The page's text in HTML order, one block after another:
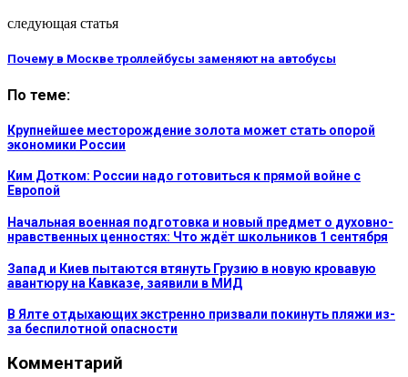
следующая статья
Почему в Москве троллейбусы заменяют на автобусы
По теме:
Крупнейшее месторождение золота может стать опорой
экономики России
Ким Дотком: России надо готовиться к прямой войне с
Европой
Начальная военная подготовка и новый предмет о духовно-
нравственных ценностях: Что ждёт школьников 1 сентября
Запад и Киев пытаются втянуть Грузию в новую кровавую
авантюру на Кавказе, заявили в МИД
В Ялте отдыхающих экстренно призвали покинуть пляжи из-
за беспилотной опасности
Комментарий